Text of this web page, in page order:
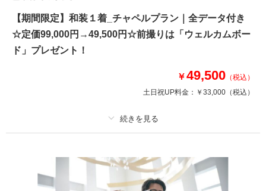
このプランで撮影可能な撮影レポート
小さな結婚式新潟店（新潟）
【期間限定】和装１着_チャペルプラン｜全データ付き
☆定価99,000円→49,500円☆前撮りは「ウェルカムボー
ド」プレゼント！
￥49,500 （税込）
土日祝UP料金： ￥33,000 （税込）
新婦衣装1着 新郎衣装1着
着付け ヘアメイク 小物一式